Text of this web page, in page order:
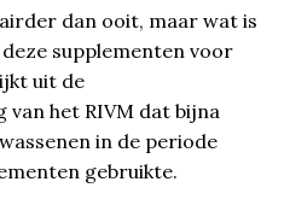
dan ooit, maar wat is
supplementen voor
uit de
van het RIVM dat bijna
in de periode
gebruikte.